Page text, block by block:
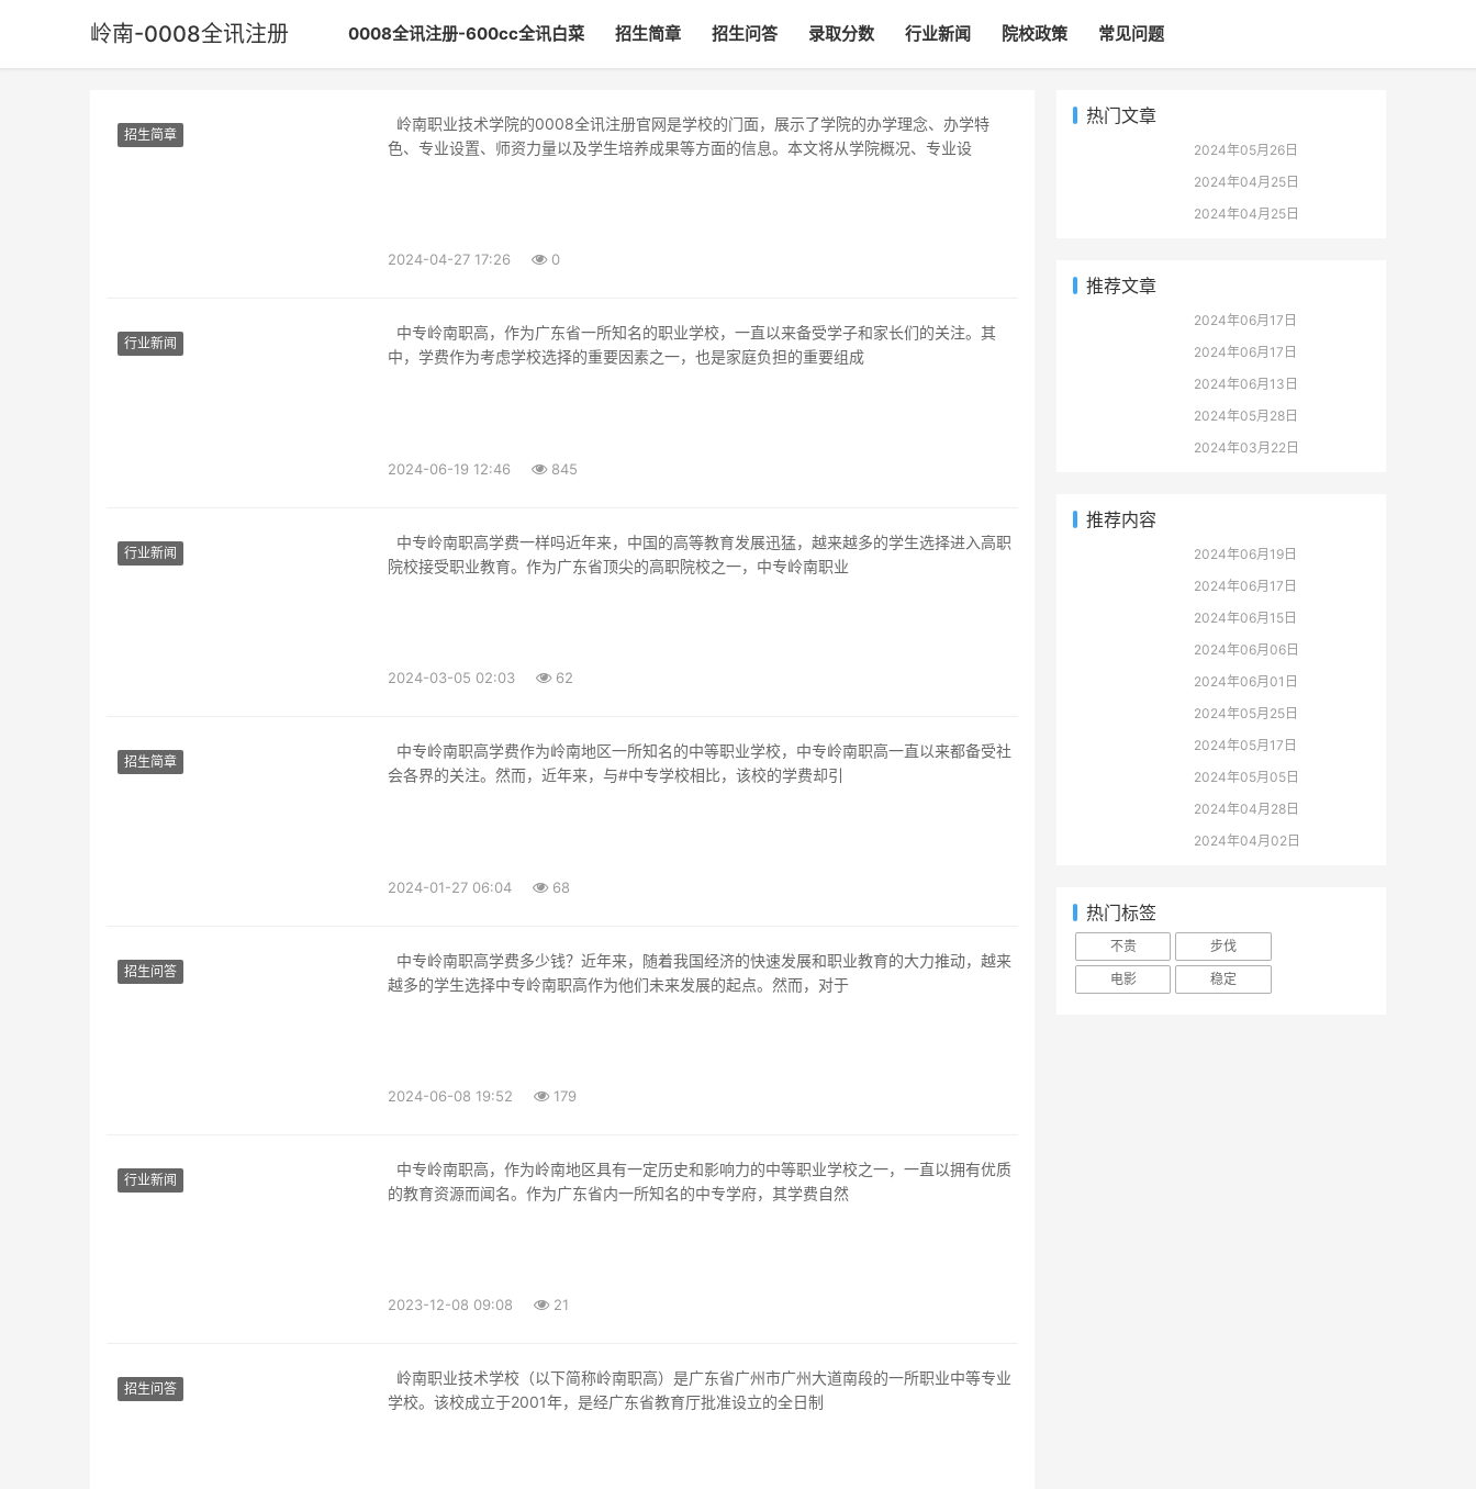
岭南-0008全讯注册 0008全讯注册-600cc全讯白菜 招生简章 招生问答 录取分数 行业新闻 院校政策 常见问题
招生简章
色、专业设置、师资力量以及学生培养成果等方面的信息。本文将从学院概况、专业设
2024-04-27 17:26 0
行业新闻
中，学费作为考虑学校选择的重要因素之一，也是家庭负担的重要组成
2024-06-19 12:46 845
行业新闻
院校接受职业教育。作为广东省顶尖的高职院校之一，中专岭南职业
2024-03-05 02:03 62
招生简章
会各界的关注。然而，近年来，与#中专学校相比，该校的学费却引
2024-01-27 06:04 68
招生问答
越多的学生选择中专岭南职高作为他们未来发展的起点。然而，对于
2024-06-08 19:52 179
行业新闻
的教育资源而闻名。作为广东省内一所知名的中专学府，其学费自然
2023-12-08 09:08 21
招生问答
学校。该校成立于2001年，是经广东省教育厅批准设立的全日制
热门文章
2024年05月26日
2024年04月25日
2024年04月25日
推荐文章
2024年06月17日
2024年06月17日
2024年06月13日
2024年05月28日
2024年03月22日
推荐内容
2024年06月19日
2024年06月17日
2024年06月15日
2024年06月06日
2024年06月01日
2024年05月25日
2024年05月17日
2024年05月05日
2024年04月28日
2024年04月02日
热门标签
不贵
步伐
电影
稳定